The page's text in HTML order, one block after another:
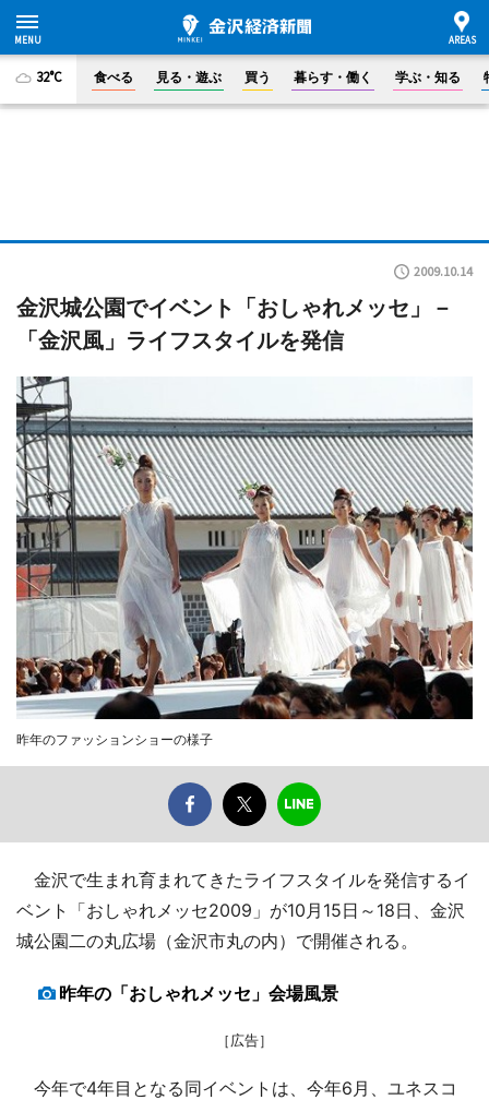
32°C 食べる 見る・遊ぶ 買う 暮らす・働く 学ぶ・知る
2009.10.14
金沢城公園でイベント「おしゃれメッセ」－
「金沢風」ライフスタイルを発信
昨年のファッションショーの様子
金沢で生まれ育まれてきたライフスタイルを発信するイ
ベント「おしゃれメッセ2009」が10月15日～18日、金沢
城公園二の丸広場（金沢市丸の内）で開催される。
昨年の「おしゃれメッセ」会場風景
［広告］
今年で4年目となる同イベントは、今年6月、ユネスコ